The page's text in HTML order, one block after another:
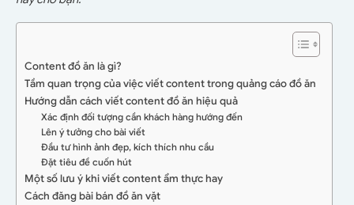
Content đồ ăn là gì?
Tầm quan trọng của việc viết content trong quảng cáo đồ ăn
Hướng dẫn cách viết content đồ ăn hiệu quả
Xác định đối tượng cần khách hàng hướng đến
Lên ý tưởng cho bài viết
Đầu tư hình ảnh đẹp, kích thích nhu cầu
Đặt tiêu đề cuốn hút
Một số lưu ý khi viết content ẩm thực hay
Cách đăng bài bán đồ ăn vặt